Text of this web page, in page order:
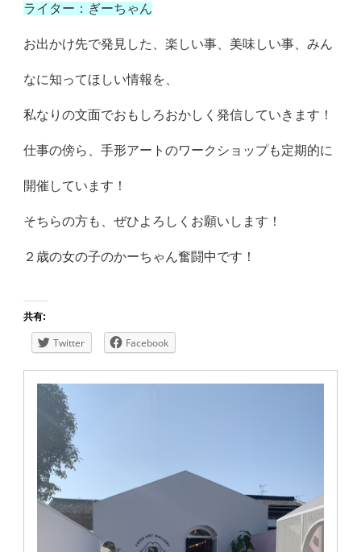
ライター：ぎーちゃん
お出かけ先で発見した、楽しい事、美味しい事、みん
なに知ってほしい情報を、
私なりの文面でおもしろおかしく発信していきます！
仕事の傍ら、手形アートのワークショップも定期的に
開催しています！
そちらの方も、ぜひよろしくお願いします！
２歳の女の子のかーちゃん奮闘中です！
共有:
Twitter Facebook